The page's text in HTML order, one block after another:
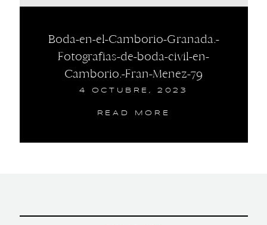
Boda-en-el-Camborio-Granada.-
Fotografias-de-boda-civil-en-
Camborio.-Fran-Menez-79
4 OCTUBRE, 2023
READ MORE